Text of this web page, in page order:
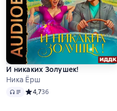
И никаких Золушек!
Ника Ёрш
Audio Средний рейтинг 4,7 на
4,736